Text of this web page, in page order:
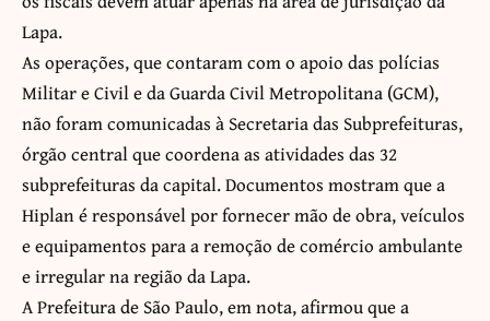
Lapa.
As operações, que contaram com o apoio das polícias
Militar e Civil e da Guarda Civil Metropolitana (GCM),
não foram comunicadas à Secretaria das Subprefeituras,
órgão central que coordena as atividades das 32
subprefeituras da capital. Documentos mostram que a
Hiplan é responsável por fornecer mão de obra, veículos
e equipamentos para a remoção de comércio ambulante
e irregular na região da Lapa.
A Prefeitura de São Paulo, em nota, afirmou que a